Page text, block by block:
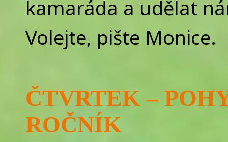
kamaráda a udělat
Volejte, pište Monice.
ČTVRTEK –
ROČNÍK